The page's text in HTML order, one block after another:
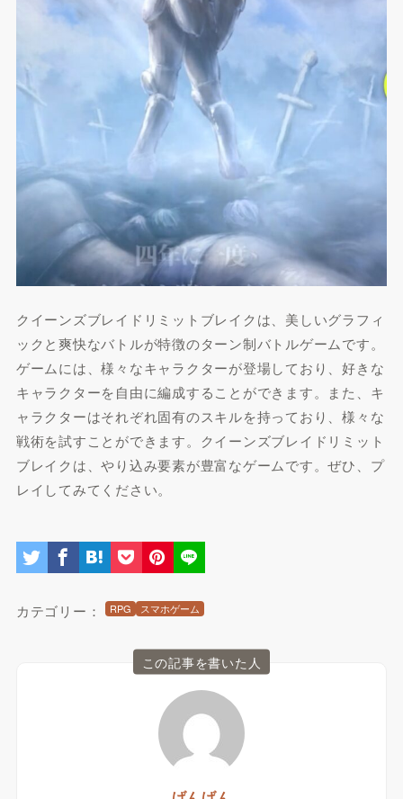
クイーンズブレイドリミットブレイクは、美しいグラフィ
ックと爽快なバトルが特徴のターン制バトルゲームです。
ゲームには、様々なキャラクターが登場しており、好きな
キャラクターを自由に編成することができます。また、キ
ャラクターはそれぞれ固有のスキルを持っており、様々な
戦術を試すことができます。クイーンズブレイドリミット
ブレイクは、やり込み要素が豊富なゲームです。ぜひ、プ
レイしてみてください。
カテゴリー： RPG スマホゲーム
この記事を書いた人